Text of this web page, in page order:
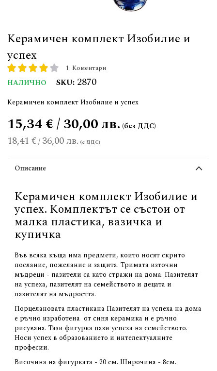
Керамичен комплект Изобилие и
успех
рейтинг: 1 Коментари
НАЛИЧНО SKU 2870
Керамичен комплект Изобилие и успех
18,41 €/ 36,00 лв.
15,34 € / 30,00 лв.
Описание
Керамичен комплект Изобилие и
успех. Комплектът се състои от
малка пластика, вазичка и
купичка
Във всяка къща има предмети, които носят скрито
послание, пожелание и защита. Тримата източни
мъдреци - пазители са като стражи на дома. Пазителят
на успеха, пазителят на семейството и децата и
пазителят на мъдростта.
Порцелановата пластикана Пазителят на успеха на дома
е ръчно изработена от синя керамика и е ръчно
рисувана. Тази фигурка пази успеха на семейството.
Носи успех в образованието и интелектуалните
професии.
Височина на фигурката - 20 см. Широчина - 8см.